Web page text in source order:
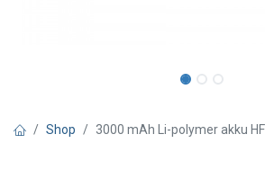
Shop 3000 mAh Li-polymer akku